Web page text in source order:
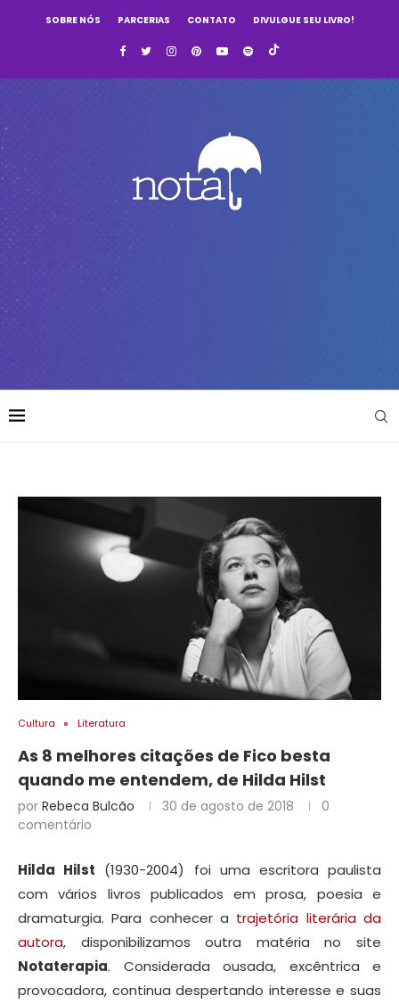
SOBRE NÓS PARCERIAS CONTATO DIVULGUE SEU LIVRO!
Cultura Literatura
As 8 melhores citações de Fico besta
quando me entendem, de Hilda Hilst
por Rebeca Bulcão 30 de agosto de 2018
0
comentário
Hilda Hilst (1930-2004) foi uma escritora paulista
com vários livros publicados em prosa, poesia e
dramaturgia. Para conhecer a trajetória literária da
autora, disponibilizamos outra matéria no site
Notaterapia. Considerada ousada, excêntrica e
provocadora, continua despertando interesse e suas